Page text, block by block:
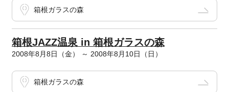
箱根ガラスの森
箱根JAZZ温泉 in 箱根ガラスの森
2008年8月8日（金） ～ 2008年8月10日（日）
箱根ガラスの森